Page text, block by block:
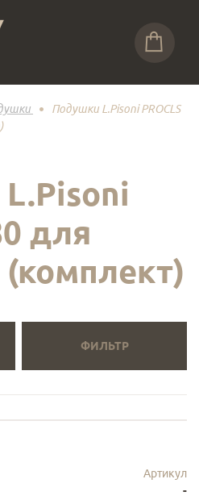
Подушки L.Pisoni PROCLS
ФИЛЬТР
для
(комплект)
Артикул
-